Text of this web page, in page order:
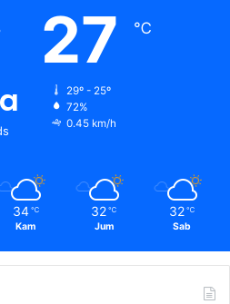
27 ℃
29º - 25º
72%
0.45 km/h
34 ℃
Kam
32 ℃
Jum
32 ℃
Sab